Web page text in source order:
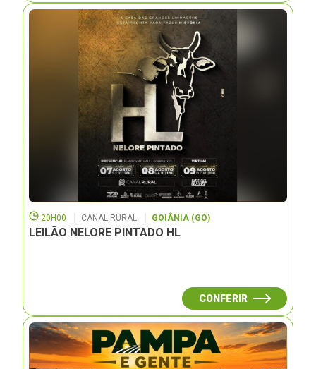
20H00 CANAL RURAL GOIÂNIA (GO)
LEILÃO NELORE PINTADO HL
CONFERIR